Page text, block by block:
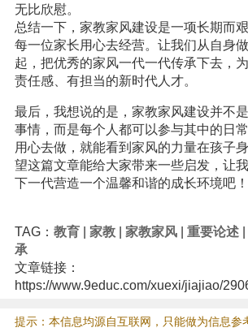
无比欣慰。
总结一下，家教家风建设是一项长期而
每一位家长用心去经营。让我们从自身
起，把优秀的家风一代一代传承下去，
责任感、有担当的新时代人才。
最后，我想说的是，家教家风建设并不
事情，而是每个人都可以参与其中的日
用心去做，就能看到家风的力量在孩子
望这篇文章能给大家带来一些启发，让
下一代营造一个温馨和谐的成长环境吧
TAG： 教育| 家教| 家教家风| 重要论述|
承
文章链接：
https://www.9educ.com/xuexi/jiajiao/
提示：本信息均源自互联网，只能做为信息参